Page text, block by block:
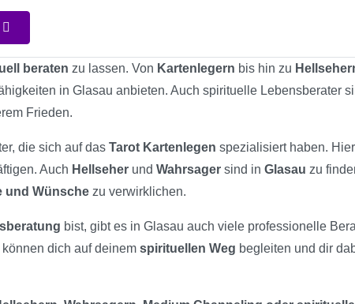
beraten zu lassen. Von Kartenlegern bis hin zu
in Glasau anbieten. Auch spirituelle Lebensberater
Frieden.
die sich auf das Tarot Kartenlegen spezialisiert haben.
Auch Hellseher und Wahrsager sind in Glasau zu
und Wünsche zu verwirklichen.
bist, gibt es in Glasau auch viele professionelle
dich auf deinem spirituellen Weg begleiten und dir